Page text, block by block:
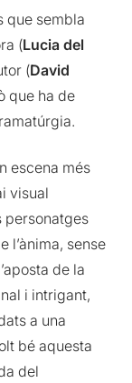
que sembla
(Lucia del
(David
que ha de
escena més
visual
personatges
l’ànima, sense
de la
i intrigant,
a una
bé aquesta
del